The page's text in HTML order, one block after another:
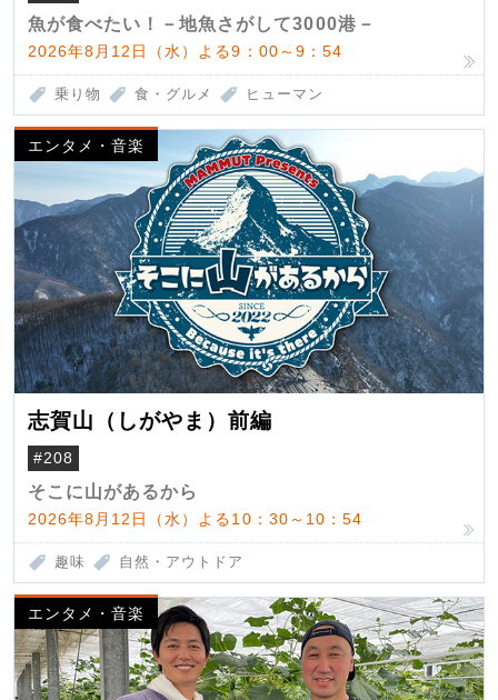
魚が食べたい！－地魚さがして3000港－
2026年8月12日（水）よる9：00～9：54
乗り物 食・グルメ ヒューマン
エンタメ・音楽
志賀山（しがやま）前編
#208
そこに山があるから
2026年8月12日（水）よる10：30～10：54
趣味 自然・アウトドア
エンタメ・音楽